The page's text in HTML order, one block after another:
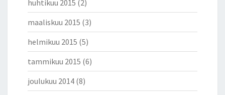
huhtikuu 2015 (2)
maaliskuu 2015 (3)
helmikuu 2015 (5)
tammikuu 2015 (6)
joulukuu 2014 (8)